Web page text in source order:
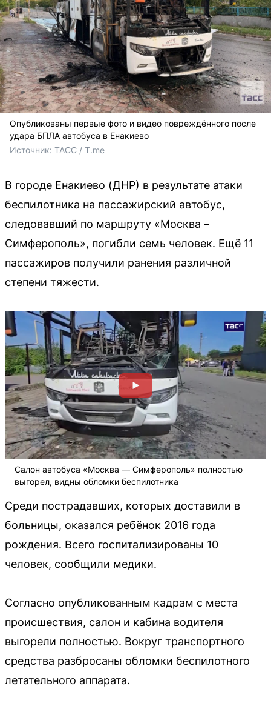
Опубликованы первые фото и видео повреждённого после
удара БПЛА автобуса в Енакиево
Источник: ТАСС / T.me
В городе Енакиево (ДНР) в результате атаки
беспилотника на пассажирский автобус,
следовавший по маршруту «Москва –
Симферополь», погибли семь человек. Ещё 11
пассажиров получили ранения различной
степени тяжести.
Салон автобуса «Москва — Симферополь» полностью
выгорел, видны обломки беспилотника
Среди пострадавших, которых доставили в
больницы, оказался ребёнок 2016 года
рождения. Всего госпитализированы 10
человек, сообщили медики.
Согласно опубликованным кадрам с места
происшествия, салон и кабина водителя
выгорели полностью. Вокруг транспортного
средства разбросаны обломки беспилотного
летательного аппарата.